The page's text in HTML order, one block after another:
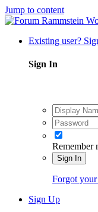
Jump to content
Existing user?
Sign In
Remember
Sign In
Forgot
Sign Up